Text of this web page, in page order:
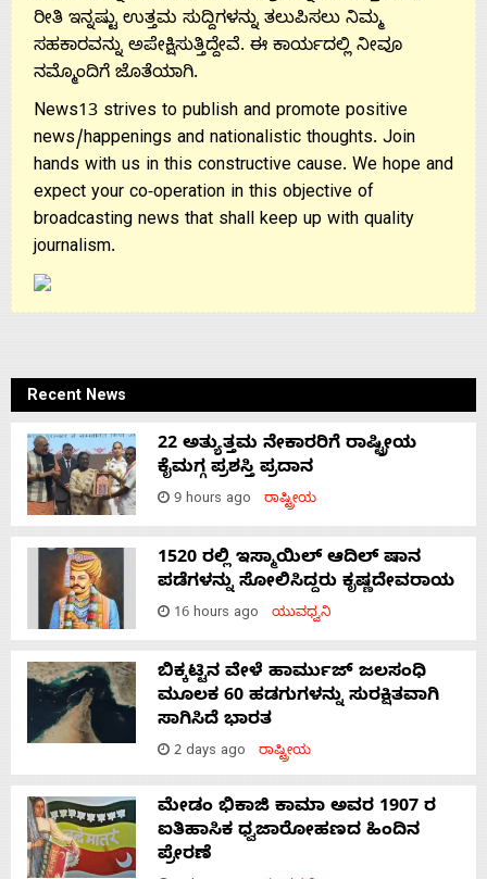
Advertise
With
Contact
Us
ರೀತಿ ಇನ್ನಷ್ಟು ಉತ್ತಮ ಸುದ್ದಿಗಳನ್ನು ತಲುಪಿಸಲು ನಿಮ್ಮ
ಸಹಕಾರವನ್ನು ಅಪೇಕ್ಷಿಸುತ್ತಿದ್ದೇವೆ. ಈ ಕಾರ್ಯದಲ್ಲಿ ನೀವೂ
ನಮ್ಮೊಂದಿಗೆ ಜೊತೆಯಾಗಿ.
News13 strives to publish and promote positive
news/happenings and nationalistic thoughts. Join
hands with us in this constructive cause. We hope and
expect your co-operation in this objective of
broadcasting news that shall keep up with quality
journalism.
Recent News
22 ಅತ್ಯುತ್ತಮ ನೇಕಾರರಿಗೆ ರಾಷ್ಟ್ರೀಯ
ಕೈಮಗ್ಗ ಪ್ರಶಸ್ತಿ ಪ್ರದಾನ
9 hours ago ರಾಷ್ಟ್ರೀಯ
1520 ರಲ್ಲಿ ಇಸ್ಮಾಯಿಲ್ ಆದಿಲ್ ಷಾನ
ಪಡೆಗಳನ್ನು ಸೋಲಿಸಿದ್ದರು ಕೃಷ್ಣದೇವರಾಯ
16 hours ago ಯುವಧ್ವನಿ
ಬಿಕ್ಕಟ್ಟಿನ ವೇಳೆ ಹಾರ್ಮುಜ್ ಜಲಸಂಧಿ
ಮೂಲಕ 60 ಹಡಗುಗಳನ್ನು ಸುರಕ್ಷಿತವಾಗಿ
ಸಾಗಿಸಿದೆ ಭಾರತ
2 days ago ರಾಷ್ಟ್ರೀಯ
ಮೇಡಂ ಭಿಕಾಜಿ ಕಾಮಾ ಅವರ 1907 ರ
ಐತಿಹಾಸಿಕ ಧ್ವಜಾರೋಹಣದ ಹಿಂದಿನ
ಪ್ರೇರಣೆ